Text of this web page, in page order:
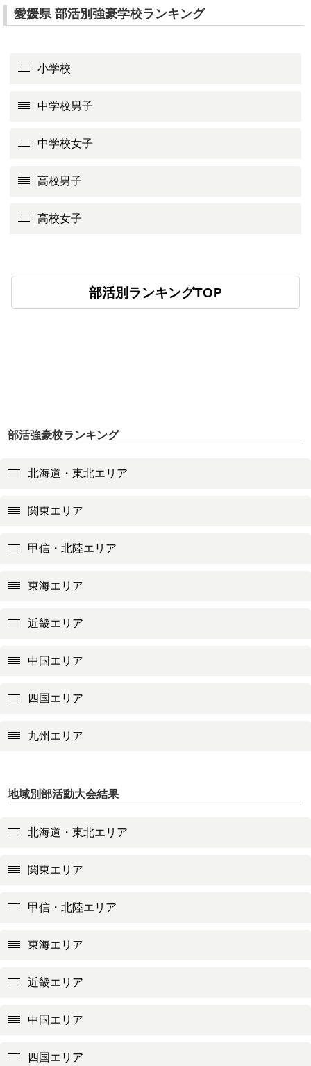
愛媛県 部活別強豪学校ランキング
小学校
中学校男子
中学校女子
高校男子
高校女子
部活別ランキングTOP
部活強豪校ランキング
北海道・東北エリア
関東エリア
甲信・北陸エリア
東海エリア
近畿エリア
中国エリア
四国エリア
九州エリア
地域別部活動大会結果
北海道・東北エリア
関東エリア
甲信・北陸エリア
東海エリア
近畿エリア
中国エリア
四国エリア